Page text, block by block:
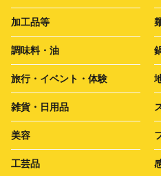
加工品等
調味料・油
旅行・イベント・体験
雑貨・日用品
美容
工芸品